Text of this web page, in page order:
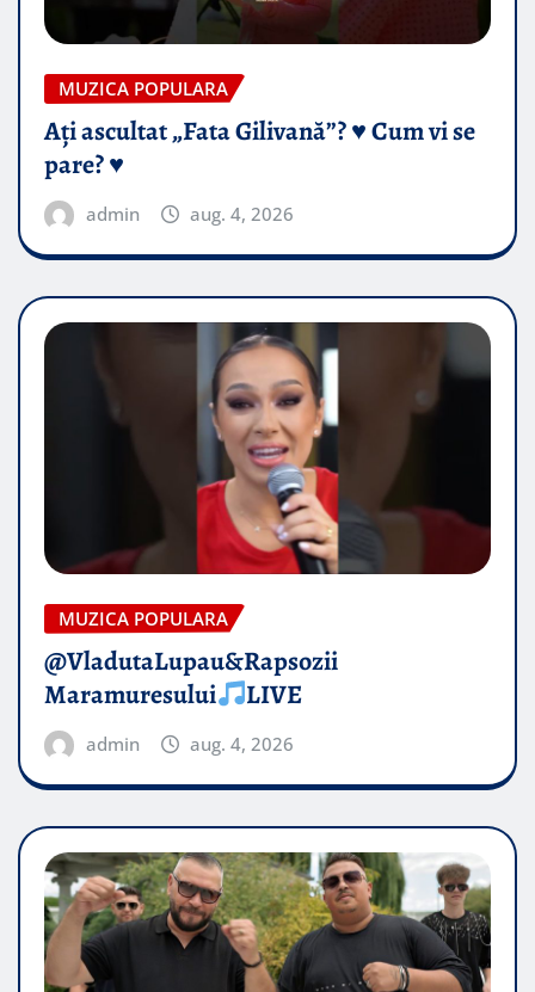
MUZICA POPULARA
Ați ascultat „Fata Gilivană”? ♥️ Cum vi se
pare? ♥️
admin aug. 4, 2026
MUZICA POPULARA
@VladutaLupau&Rapsozii
Maramuresului
LIVE
admin aug. 4, 2026